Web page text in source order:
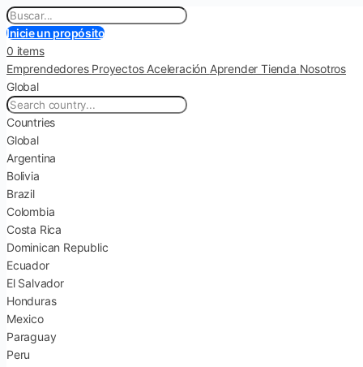
Inicie un propósito
0 items
Emprendedores Proyectos Aceleración AprenderTienda Nosotros
Global
Countries
Global
Argentina
Bolivia
Brazil
Colombia
Costa Rica
Dominican Republic
Ecuador
El Salvador
Honduras
Mexico
Paraguay
Peru